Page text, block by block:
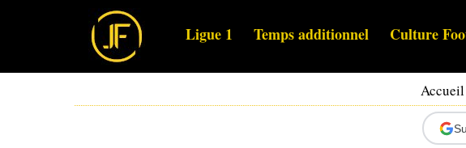
Ligue 1 Temps additionnel Culture
Accueil